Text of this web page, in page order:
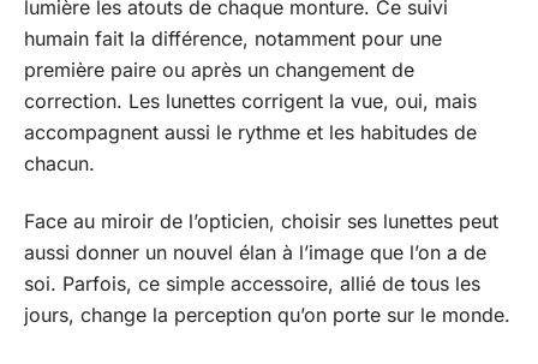
lumière les atouts de chaque monture. Ce suivi
humain fait la différence, notamment pour une
première paire ou après un changement de
correction. Les lunettes corrigent la vue, oui, mais
accompagnent aussi le rythme et les habitudes de
chacun.
Face au miroir de l’opticien, choisir ses lunettes peut
aussi donner un nouvel élan à l’image que l’on a de
soi. Parfois, ce simple accessoire, allié de tous les
jours, change la perception qu’on porte sur le monde.